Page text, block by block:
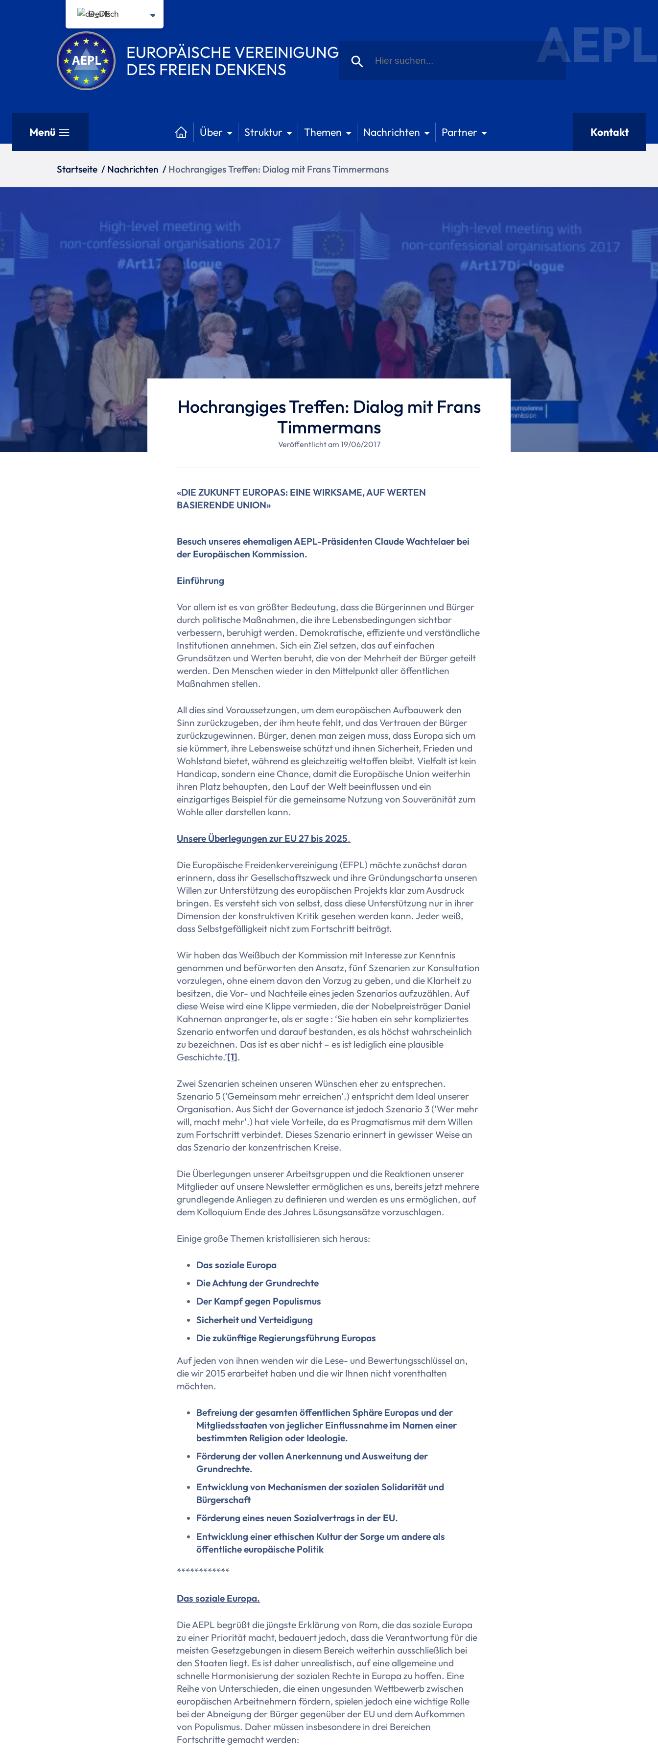
EUROPÄISCHE VEREINIGUNG
DES FREIEN DENKENS
nach:
Schaltfläche "Suchen AEPL
Menü Über Struktur Themen Nachrichten Partner Kontakt
Startseite / Nachrichten / Hochrangiges Treffen: Dialog mit Frans Timmermans
Hochrangiges Treffen: Dialog mit Frans
Timmermans
Veröffentlicht am 19/06/2017
«DIE ZUKUNFT EUROPAS: EINE WIRKSAME, AUF WERTEN
BASIERENDE UNION»
Besuch unseres ehemaligen AEPL-Präsidenten Claude Wachtelaer bei
der Europäischen Kommission.
Einführung
Vor allem ist es von größter Bedeutung, dass die Bürgerinnen und Bürger
durch politische Maßnahmen, die ihre Lebensbedingungen sichtbar
verbessern, beruhigt werden. Demokratische, effiziente und verständliche
Institutionen annehmen. Sich ein Ziel setzen, das auf einfachen
Grundsätzen und Werten beruht, die von der Mehrheit der Bürger geteilt
werden. Den Menschen wieder in den Mittelpunkt aller öffentlichen
Maßnahmen stellen.
All dies sind Voraussetzungen, um dem europäischen Aufbauwerk den
Sinn zurückzugeben, der ihm heute fehlt, und das Vertrauen der Bürger
zurückzugewinnen. Bürger, denen man zeigen muss, dass Europa sich um
sie kümmert, ihre Lebensweise schützt und ihnen Sicherheit, Frieden und
Wohlstand bietet, während es gleichzeitig weltoffen bleibt. Vielfalt ist kein
Handicap, sondern eine Chance, damit die Europäische Union weiterhin
ihren Platz behaupten, den Lauf der Welt beeinflussen und ein
einzigartiges Beispiel für die gemeinsame Nutzung von Souveränität zum
Wohle aller darstellen kann.
Unsere Überlegungen zur EU 27 bis 2025.
Die Europäische Freidenkervereinigung (EFPL) möchte zunächst daran
erinnern, dass ihr Gesellschaftszweck und ihre Gründungscharta unseren
Willen zur Unterstützung des europäischen Projekts klar zum Ausdruck
bringen. Es versteht sich von selbst, dass diese Unterstützung nur in ihrer
Dimension der konstruktiven Kritik gesehen werden kann. Jeder weiß,
dass Selbstgefälligkeit nicht zum Fortschritt beiträgt.
Wir haben das Weißbuch der Kommission mit Interesse zur Kenntnis
genommen und befürworten den Ansatz, fünf Szenarien zur Konsultation
vorzulegen, ohne einem davon den Vorzug zu geben, und die Klarheit zu
besitzen, die Vor- und Nachteile eines jeden Szenarios aufzuzählen. Auf
diese Weise wird eine Klippe vermieden, die der Nobelpreisträger Daniel
Kahneman anprangerte, als er sagte : ‘Sie haben ein sehr kompliziertes
Szenario entworfen und darauf bestanden, es als höchst wahrscheinlich
zu bezeichnen. Das ist es aber nicht – es ist lediglich eine plausible
Geschichte.’[1].
Zwei Szenarien scheinen unseren Wünschen eher zu entsprechen.
Szenario 5 ('Gemeinsam mehr erreichen'.) entspricht dem Ideal unserer
Organisation. Aus Sicht der Governance ist jedoch Szenario 3 ('Wer mehr
will, macht mehr'.) hat viele Vorteile, da es Pragmatismus mit dem Willen
zum Fortschritt verbindet. Dieses Szenario erinnert in gewisser Weise an
das Szenario der konzentrischen Kreise.
Die Überlegungen unserer Arbeitsgruppen und die Reaktionen unserer
Mitglieder auf unsere Newsletter ermöglichen es uns, bereits jetzt mehrere
grundlegende Anliegen zu definieren und werden es uns ermöglichen, auf
dem Kolloquium Ende des Jahres Lösungsansätze vorzuschlagen.
Einige große Themen kristallisieren sich heraus:
Das soziale Europa
Die Achtung der Grundrechte
Der Kampf gegen Populismus
Sicherheit und Verteidigung
Die zukünftige Regierungsführung Europas
Auf jeden von ihnen wenden wir die Lese- und Bewertungsschlüssel an,
die wir 2015 erarbeitet haben und die wir Ihnen nicht vorenthalten
möchten.
Befreiung der gesamten öffentlichen Sphäre Europas und der
Mitgliedsstaaten von jeglicher Einflussnahme im Namen einer
bestimmten Religion oder Ideologie.
Förderung der vollen Anerkennung und Ausweitung der
Grundrechte.
Entwicklung von Mechanismen der sozialen Solidarität und
Bürgerschaft
Förderung eines neuen Sozialvertrags in der EU.
Entwicklung einer ethischen Kultur der Sorge um andere als
öffentliche europäische Politik
************
Das soziale Europa.
Die AEPL begrüßt die jüngste Erklärung von Rom, die das soziale Europa
zu einer Priorität macht, bedauert jedoch, dass die Verantwortung für die
meisten Gesetzgebungen in diesem Bereich weiterhin ausschließlich bei
den Staaten liegt. Es ist daher unrealistisch, auf eine allgemeine und
schnelle Harmonisierung der sozialen Rechte in Europa zu hoffen. Eine
Reihe von Unterschieden, die einen ungesunden Wettbewerb zwischen
europäischen Arbeitnehmern fördern, spielen jedoch eine wichtige Rolle
bei der Abneigung der Bürger gegenüber der EU und dem Aufkommen
von Populismus. Daher müssen insbesondere in drei Bereichen
Fortschritte gemacht werden:
Deutsch